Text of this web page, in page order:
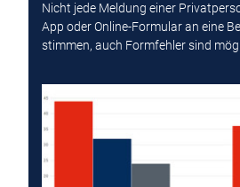
Nicht jede Meldung einer
App oder Online-Formular an eine
stimmen, auch Formfehler sind